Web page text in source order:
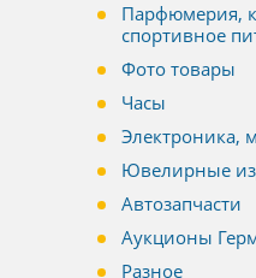
Парфюмерия,
спортивное
Фото товары
Часы
Электроника,
Ювелирные
Автозапчасти
Аукционы
Разное